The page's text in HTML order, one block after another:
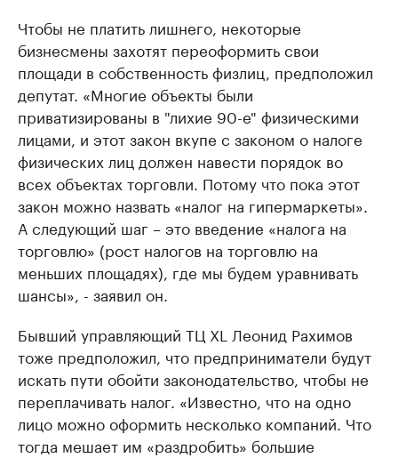
Чтобы не платить лишнего, некоторые
бизнесмены захотят переоформить свои
площади в собственность физлиц, предположил
депутат. «Многие объекты были
приватизированы в "лихие 90-е" физическими
лицами, и этот закон вкупе с законом о налоге
физических лиц должен навести порядок во
всех объектах торговли. Потому что пока этот
закон можно назвать «налог на гипермаркеты».
А следующий шаг – это введение «налога на
торговлю» (рост налогов на торговлю на
меньших площадях), где мы будем уравнивать
шансы», - заявил он.
Бывший управляющий ТЦ XL Леонид Рахимов
тоже предположил, что предприниматели будут
искать пути обойти законодательство, чтобы не
переплачивать налог. «Известно, что на одно
лицо можно оформить несколько компаний. Что
тогда мешает им «раздробить» большие